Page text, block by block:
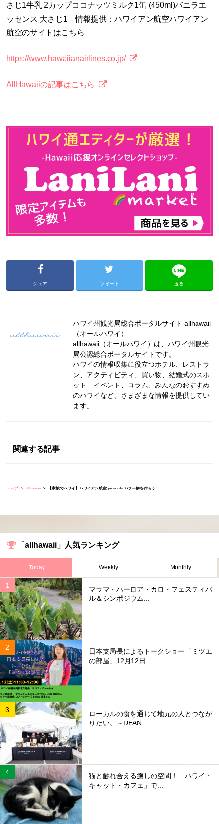
さじ1牛乳 2カップココナッツミルク1缶 (450ml)バニラエ
ッセンス 大さじ1 情報提供：ハワイアン航空ハワイアン
航空のサイトはこちら
https://www.hawaiianairlines.co.jp/
AllHawaiiの記事はこちら
シェア ツイート 送る
ハワイ州観光局総合ポータルサイト allhawaii
（オールハワイ）
allhawaii（オールハワイ）は、ハワイ州観光
局公認総合ポータルサイトです。
ハワイの情報収集に役立つホテル、レストラ
ン、アクティビティ、買い物、結婚式のスポ
ット、イベント、コラム、みんなのおすすめ
のハワイなど、さまざまな情報を提供してい
ます。
関連する記事
トップ allhawaii 【家族でハワイ】ハワイアン航空 presents バター餅を作ろう
「allhawaii」人気ランキング
Today Weekly Monthly
マラマ・ハーロア・カロ・フェスティバ
ル＆シンポジウム...
日本支局長によるトークショー「ミツエ
の部屋」12月12日...
ローカルの食を通じて地元の人とつなが
りたい。～DEAN ...
猫と触れ合える癒しの空間！「ハワイ・
キャット・カフェ」で...